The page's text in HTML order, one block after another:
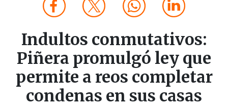
Indultos conmutativos:
Piñera promulgó ley que
permite a reos completar
condenas en sus casas